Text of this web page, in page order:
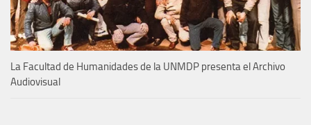
La Facultad de Humanidades de la UNMDP presenta el Archivo
Audiovisual